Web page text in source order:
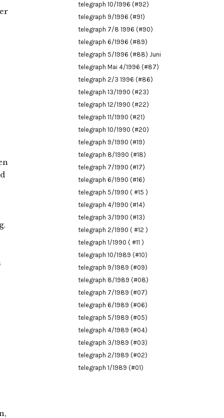
telegraph 10/1996 (#92)
telegraph 9/1996 (#91)
telegraph 7/8 1996 (#90)
telegraph 6/1996 (#89)
telegraph 5/1996 (#88) Juni
telegraph Mai 4/1996 (#87)
telegraph 2/3 1996 (#86)
telegraph 13/1990 (#23)
telegraph 12/1990 (#22)
telegraph 11/1990 (#21)
telegraph 10/1990 (#20)
telegraph 9/1990 (#19)
telegraph 8/1990 (#18)
telegraph 7/1990 (#17)
telegraph 6/1990 (#16)
telegraph 5/1990 ( #15 )
telegraph 4/1990 (#14)
telegraph 3/1990 (#13)
telegraph 2/1990 ( #12 )
telegraph 1/1990 ( #11 )
telegraph 10/1989 (#10)
telegraph 9/1989 (#09)
telegraph 8/1989 (#08)
telegraph 7/1989 (#07)
telegraph 6/1989 (#06)
telegraph 5/1989 (#05)
telegraph 4/1989 (#04)
telegraph 3/1989 (#03)
telegraph 2/1989 (#02)
telegraph 1/1989 (#01)